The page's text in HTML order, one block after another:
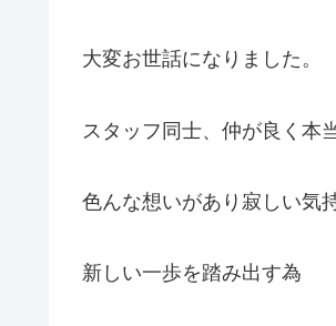
大変お世話になりました。
スタッフ同士、仲が良く本
色んな想いがあり寂しい気
新しい一歩を踏み出す為